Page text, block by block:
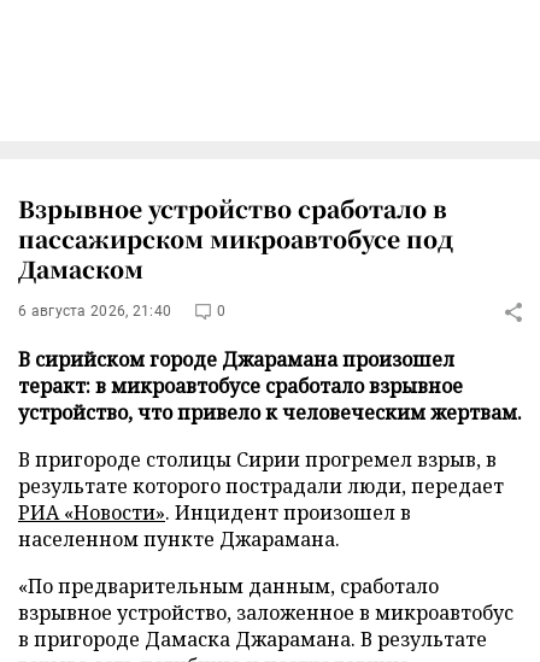
Взрывное устройство сработало в
пассажирском микроавтобусе под
Дамаском
6 августа 2026, 21:40 0
В сирийском городе Джарамана произошел
теракт: в микроавтобусе сработало взрывное
устройство, что привело к человеческим жертвам.
В пригороде столицы Сирии прогремел взрыв, в
результате которого пострадали люди, передает
РИА «Новости». Инцидент произошел в
населенном пункте Джарамана.
«По предварительным данным, сработало
взрывное устройство, заложенное в микроавтобус
в пригороде Дамаска Джарамана. В результате